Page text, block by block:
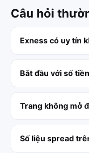
Câu hỏi
Exness có uy tín
Bắt đầu với số
Trang không mở
Số liệu spread